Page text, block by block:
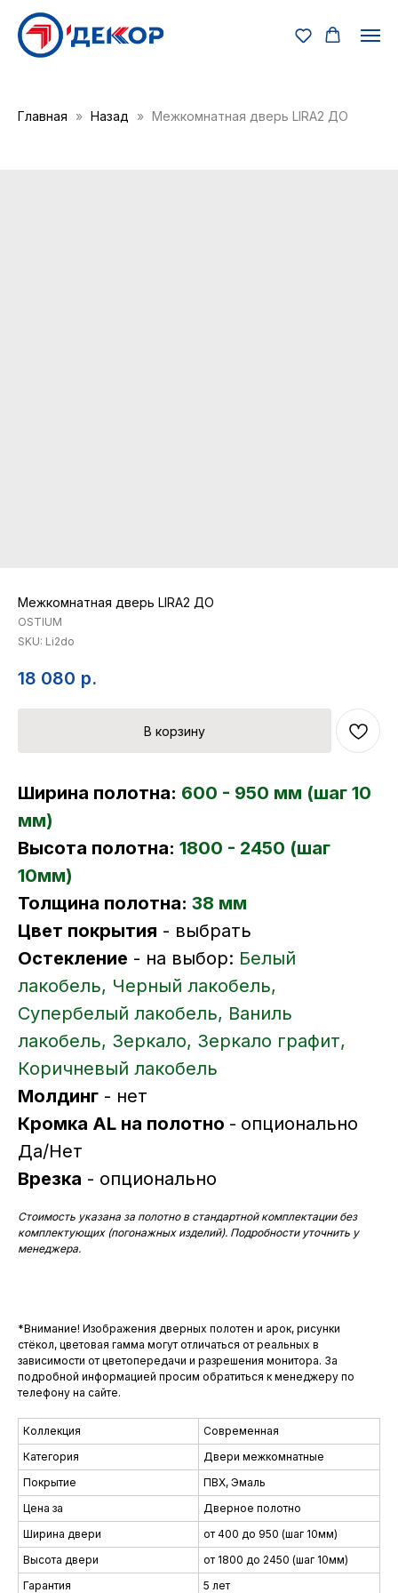
Главная Назад Межкомнатная дверь LIRA2 ДО
Межкомнатная дверь LIRA2 ДО
OSTIUM
SKU: Li2do
18 080 р.
В корзину
Ширина полотна: 600 - 950 мм (шаг 10
мм)
Высота полотна: 1800 - 2450 (шаг
10мм)
Толщина полотна: 38 мм
Цвет покрытия - выбрать
Остекление - на выбор: Белый
лакобель, Черный лакобель,
Супербелый лакобель, Ваниль
лакобель, Зеркало, Зеркало графит,
Коричневый лакобель
Молдинг - нет
Кромка AL на полотно - опционально
Да/Нет
Врезка - опционально
Стоимость указана за полотно в стандартной комплектации без
комплектующих (погонажных изделий). Подробности уточнить у
менеджера.
*Внимание! Изображения дверных полотен и арок, рисунки
стёкол, цветовая гамма могут отличаться от реальных в
зависимости от цветопередачи и разрешения монитора. За
подробной информацией просим обратиться к менеджеру по
телефону на сайте.
Коллекция
Современная
Категория
Двери межкомнатные
Покрытие
ПВХ, Эмаль
Цена за
Дверное полотно
Ширина двери
от 400 до 950 (шаг 10мм)
Высота двери
от 1800 до 2450 (шаг 10мм)
Гарантия
5 лет